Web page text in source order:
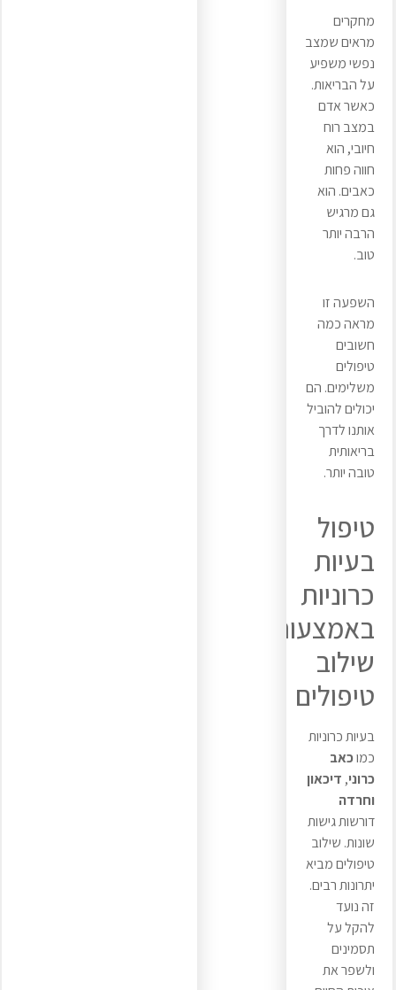
מחקרים
מראים שמצב
נפשי משפיע
על הבריאות.
כאשר אדם
במצב רוח
חיובי, הוא
חווה פחות
כאבים. הוא
גם מרגיש
הרבה יותר
טוב.
השפעה זו
מראה כמה
חשובים
טיפולים
משלימים. הם
יכולים להוביל
אותנו לדרך
בריאותית
טובה יותר.
טיפול
בעיות
כרוניות
באמצעות
שילוב
טיפולים
בעיות כרוניות
כמוכאב
כרוני, דיכאון
וחרדה
דורשות גישות
שונות. שילוב
טיפולים מביא
יתרונות רבים.
זה נועד
להקל על
תסמינים
ולשפר את